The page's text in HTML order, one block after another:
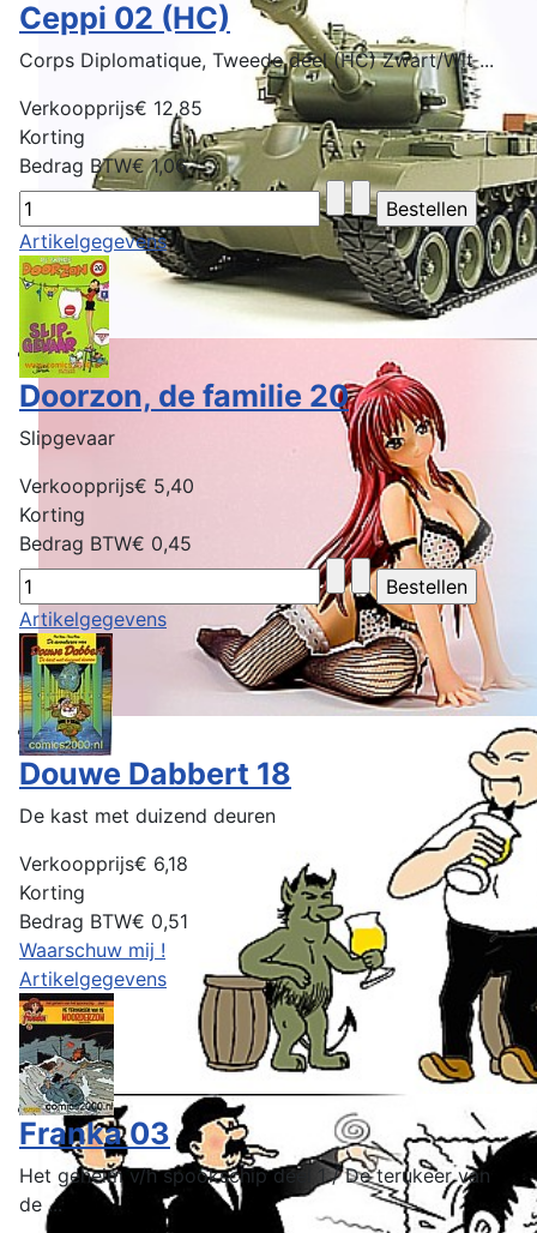
Ceppi 02 (HC)
Corps Diplomatique, Tweede deel (HC) Zwart/Wit ...
Verkoopprijs€ 12,85
Korting
Bedrag BTW€ 1,06
Artikelgegevens
Doorzon, de familie 20
Slipgevaar
Verkoopprijs€ 5,40
Korting
Bedrag BTW€ 0,45
Artikelgegevens
Douwe Dabbert 18
De kast met duizend deuren
Verkoopprijs€ 6,18
Korting
Bedrag BTW€ 0,51
Waarschuw mij !
Artikelgegevens
Franka 03
Het geheim v/h spookschip deel 1 / De terukeer van
de ...